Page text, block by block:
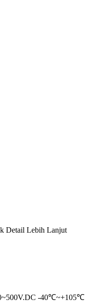
Detail Lebih Lanjut
-40℃~+105℃